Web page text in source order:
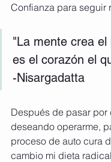
Confianza para seguir
"La mente crea
es el corazón el
-Nisargadatta
Después de pasar por
deseando operarme,
proceso de auto cura
cambio mi dieta